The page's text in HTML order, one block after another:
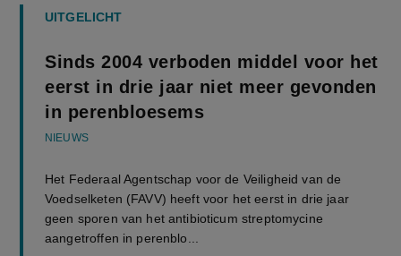
UITGELICHT
Sinds 2004 verboden middel voor het
eerst in drie jaar niet meer gevonden
in perenbloesems
NIEUWS
Het Federaal Agentschap voor de Veiligheid van de
Voedselketen (FAVV) heeft voor het eerst in drie jaar
geen sporen van het antibioticum streptomycine
aangetroffen in perenblo...